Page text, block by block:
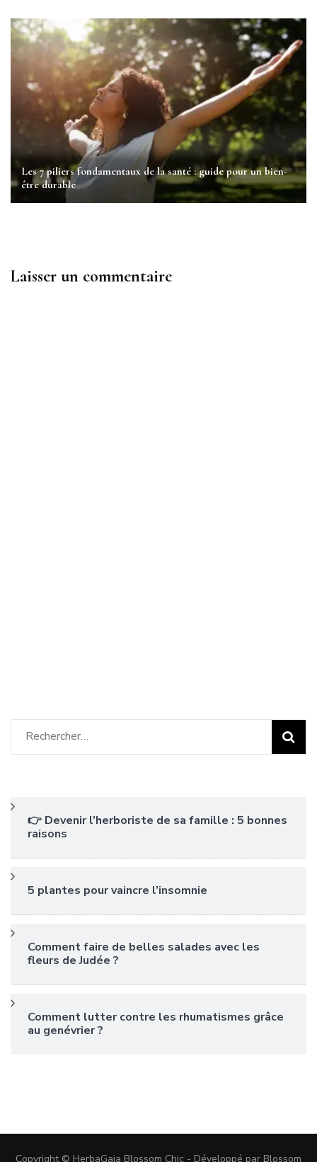
Les 7 piliers fondamentaux de la santé : guide pour un bien-
être durable
Laisser un commentaire
Rechercher :
👉 Devenir l’herboriste de sa famille : 5 bonnes
raisons
5 plantes pour vaincre l’insomnie
Comment faire de belles salades avec les
fleurs de Judée ?
Comment lutter contre les rhumatismes grâce
au genévrier ?
Copyright © HerbaGaia Blossom Chic - Développé par Blossom